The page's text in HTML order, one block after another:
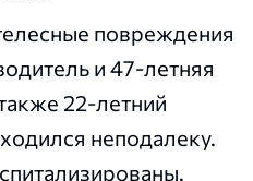
повреждения
и 47-летняя
22-летний
неподалеку.